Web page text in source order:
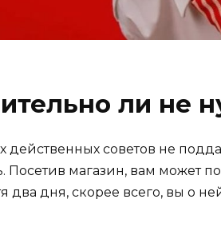
ли не
действенных советов не
Посетив магазин, вам может
два дня, скорее всего, вы о